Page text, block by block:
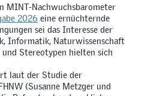
MINT-Nachwuchsbarometer
2026 eine ernüchternde
sei das Interesse der
Informatik, Naturwissenschaft
Stereotypen hielten sich
laut der Studie der
(Susanne Metzger und